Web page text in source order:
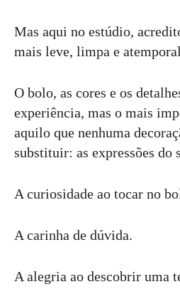
Mas aqui no estúdio,
mais leve, limpa e
O bolo, as cores e os
experiência, mas o mais
aquilo que nenhuma
substituir: as expressões do
A curiosidade ao tocar no
A carinha de dúvida.
A alegria ao descobrir uma